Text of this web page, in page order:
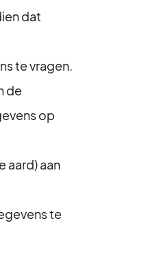
dat
te vragen.
de
op
aard) aan
te